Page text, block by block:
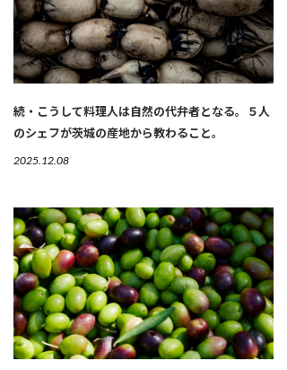
続・こうして料理人は自然の代弁者となる。５人
のシェフが茨城の産地から教わること。
2025.12.08